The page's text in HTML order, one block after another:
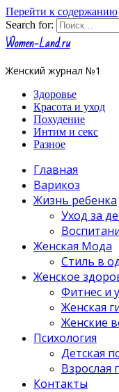
Перейти к содержанию
Search for:
Women-Land.ru
Женский журнал №1
Здоровье
Красота и уход
Похудение
Интим и секс
Разное
Главная
Варикоз
Жизнь ребенка
Уход за
Женская Мода
Стиль в
Женское
Фитнес и
Женская
Женские
Психология
Детская
Взрослая
Контакты